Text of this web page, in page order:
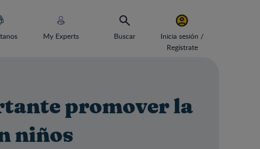
My Experts Buscar
Inicia sesión /
Regístrate
promover la
niños